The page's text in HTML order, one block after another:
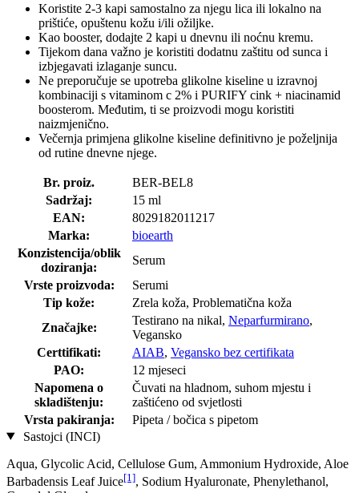
Koristite 2-3 kapi samostalno za njegu lica ili lokalno na
prištiće, opuštenu kožu i/ili ožiljke.
Kao booster, dodajte 2 kapi u dnevnu ili noćnu kremu.
Tijekom dana važno je koristiti dodatnu zaštitu od sunca i
izbjegavati izlaganje suncu.
Ne preporučuje se upotreba glikolne kiseline u izravnoj
kombinaciji s vitaminom c 2% i PURIFY cink + niacinamid
boosterom. Međutim, ti se proizvodi mogu koristiti
naizmjenično.
Večernja primjena glikolne kiseline definitivno je poželjnija
od rutine dnevne njege.
Br. proiz.
BER-BEL8
Sadržaj:
15 ml
EAN:
8029182011217
Marka:
bioearth
Konzistencija/oblik
doziranja:
Serum
Vrste proizvoda:
Serumi
Tip kože:
Zrela koža, Problematična koža
Značajke:
Testirano na nikal, Neparfurmirano,
Vegansko
Certtifikati:
AIAB, Vegansko bez certifikata
PAO:
12 mjeseci
Napomena o
skladištenju:
Čuvati na hladnom, suhom mjestu i
zaštićeno od svjetlosti
Vrsta pakiranja:
Pipeta / bočica s pipetom
Sastojci (INCI)
Aqua, Glycolic Acid, Cellulose Gum, Ammonium Hydroxide, Aloe
Barbadensis Leaf Juice[1], Sodium Hyaluronate, Phenylethanol,